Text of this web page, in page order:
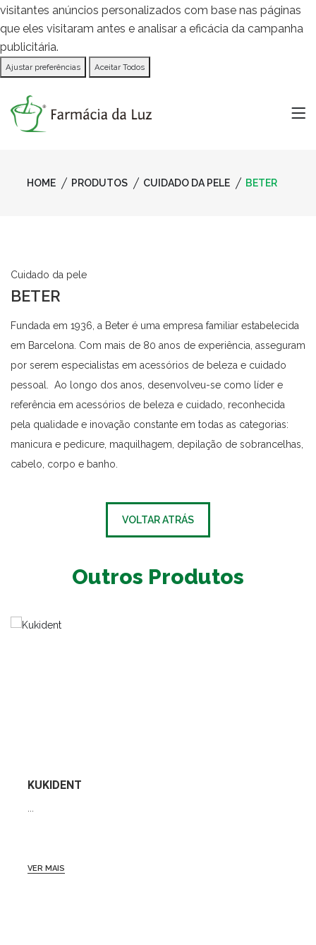
visitantes anúncios personalizados com base nas páginas
que eles visitaram antes e analisar a eficácia da campanha
publicitária.
Ajustar preferências Aceitar Todos
HOME PRODUTOS CUIDADO DA PELE BETER
Cuidado da pele
BETER
Fundada em 1936, a Beter é uma empresa familiar estabelecida
em Barcelona. Com mais de 80 anos de experiência, asseguram
por serem especialistas em acessórios de beleza e cuidado
pessoal. Ao longo dos anos, desenvolveu-se como líder e
referência em acessórios de beleza e cuidado, reconhecida
pela qualidade e inovação constante em todas as categorias:
manicura e pedicure, maquilhagem, depilação de sobrancelhas,
cabelo, corpo e banho.
VOLTAR ATRÁS
Outros Produtos
KUKIDENT
...
VER MAIS